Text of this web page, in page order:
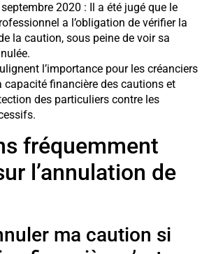
2020 : Il a été jugé que le
a l’obligation de vérifier la
la caution, sous peine de voir sa
l’importance pour les créanciers
capacité financière des cautions et
des particuliers contre les
fréquemment
l’annulation de
ma caution si